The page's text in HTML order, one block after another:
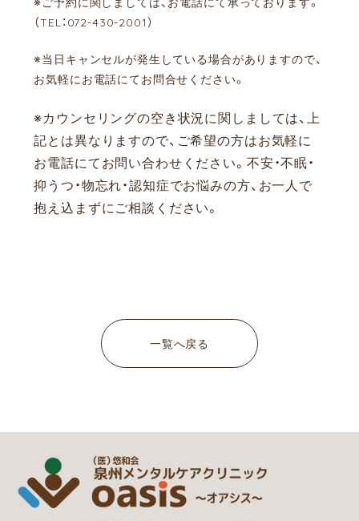
（TEL：072-430-2001）
※当日キャンセルが発生している場合がありますので、
お気軽にお電話にてお問合せください。
※カウンセリングの空き状況に関しましては、上
記とは異なりますので、ご希望の方はお気軽に
お電話にてお問い合わせください。 不安・不眠・
抑うつ・物忘れ・認知症でお悩みの方、お一人で
抱え込まずにご相談ください。
一覧へ戻る